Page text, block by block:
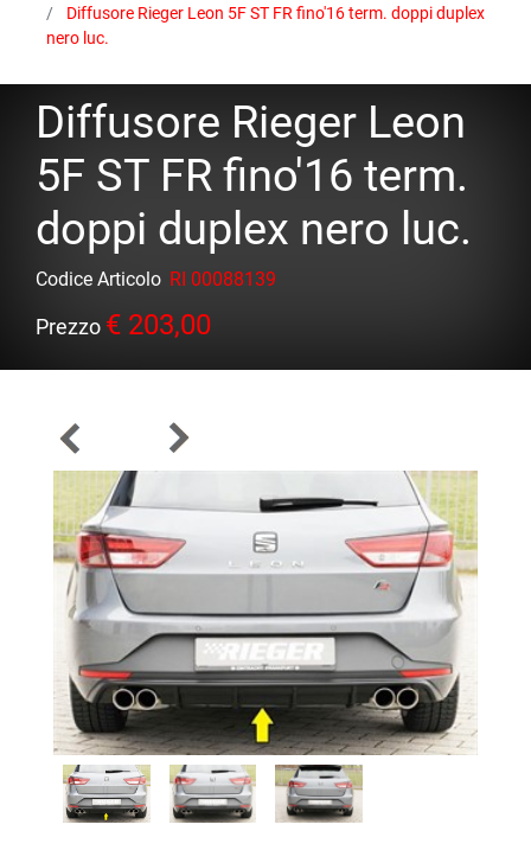
Diffusore Rieger Leon 5F ST FR fino'16 term. doppi duplex
nero luc.
Diffusore Rieger Leon
5F ST FR fino'16 term.
doppi duplex nero luc.
Codice Articolo RI 00088139
Prezzo € 203,00